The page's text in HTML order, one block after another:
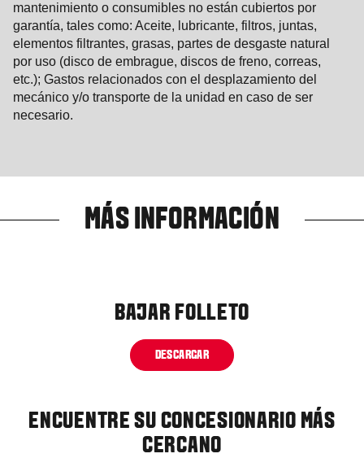
mantenimiento o consumibles no están cubiertos por
garantía, tales como: Aceite, lubricante, filtros, juntas,
elementos filtrantes, grasas, partes de desgaste natural
por uso (disco de embrague, discos de freno, correas,
etc.); Gastos relacionados con el desplazamiento del
mecánico y/o transporte de la unidad en caso de ser
necesario.
MÁS INFORMACIÓN
BAJAR FOLLETO
DESCARGAR
ENCUENTRE SU CONCESIONARIO MÁS
CERCANO